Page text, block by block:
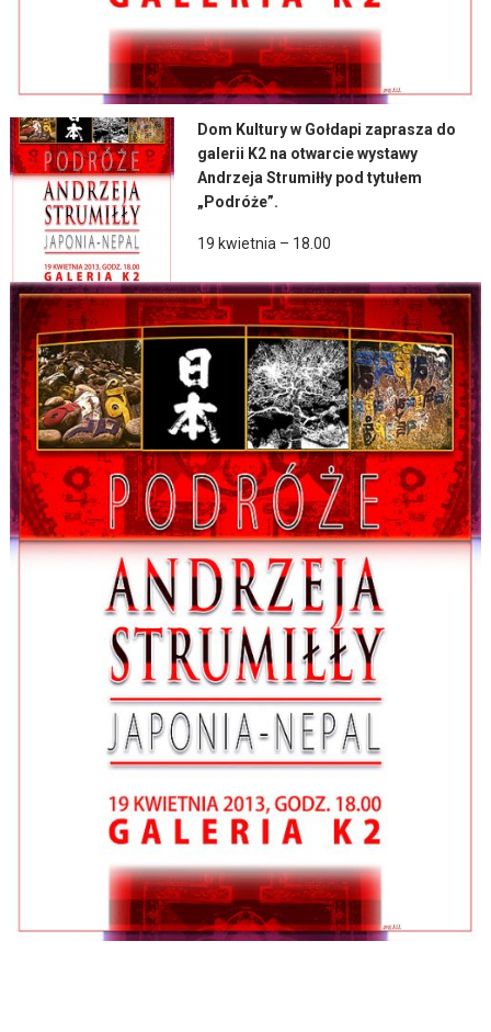
Dom Kultury w Gołdapi zaprasza do
galerii K2 na otwarcie wystawy
Andrzeja Strumiłły pod tytułem
„Podróże”.
19 kwietnia – 18.00